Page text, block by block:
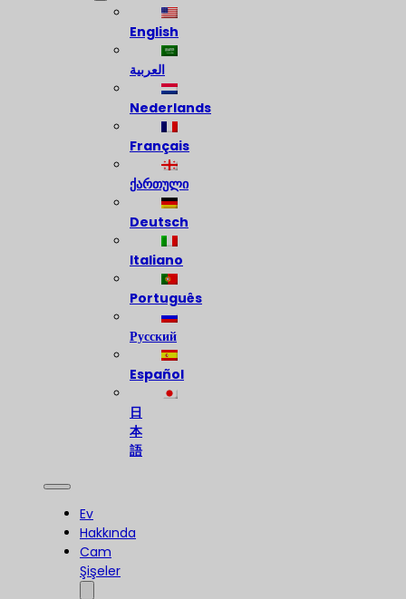
English
العربية
Nederlands
Français
ქართული
Deutsch
Italiano
Português
Русский
Español
日
本
語
Ev
Hakkında
Cam
Şişeler